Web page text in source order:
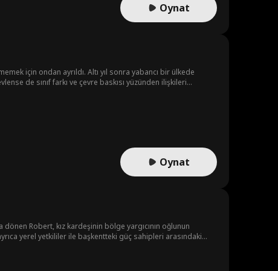
Oynat
için ondan ayrıldı. Altı yıl sonra yabancı bir ülkede
de sınıf farkı ve çevre baskısı yüzünden ilişkileri
Oynat
Robert, kız kardeşinin bölge yargıcının oğlunun
yerel yetkililer ile başkentteki güç sahipleri arasındaki